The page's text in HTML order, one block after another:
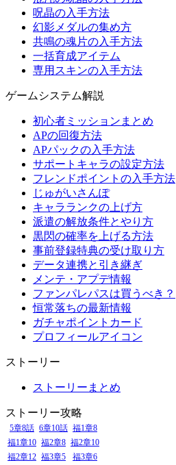
呪晶の入手方法
幻影メダルの集め方
共鳴の魂片の入手方法
一括育成アイテム
専用スキンの入手方法
ゲームシステム解説
初心者ミッションまとめ
APの回復方法
APパックの入手方法
サポートキャラの設定方法
フレンドポイントの入手方法
じゅがいさんぽ
キャラランクの上げ方
派遣の解放条件とやり方
黒閃の確率を上げる方法
事前登録特典の受け取り方
データ連携と引き継ぎ
メンテ・アプデ情報
ファンパレパスは買うべき？
恒常落ちの最新情報
ガチャポイントカード
プロフィールアイコン
ストーリー
ストーリーまとめ
ストーリー攻略
5章8話 6章10話 福1章8
福1章10 福2章8 福2章10
福2章12 福3章5
福3章6